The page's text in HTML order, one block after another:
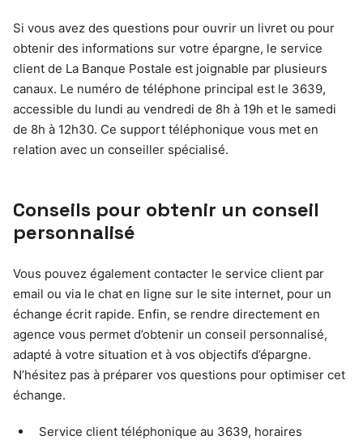
Si vous avez des questions pour ouvrir un livret ou pour
obtenir des informations sur votre épargne, le service
client de La Banque Postale est joignable par plusieurs
canaux. Le numéro de téléphone principal est le 3639,
accessible du lundi au vendredi de 8h à 19h et le samedi
de 8h à 12h30. Ce support téléphonique vous met en
relation avec un conseiller spécialisé.
Conseils pour obtenir un conseil
personnalisé
Vous pouvez également contacter le service client par
email ou via le chat en ligne sur le site internet, pour un
échange écrit rapide. Enfin, se rendre directement en
agence vous permet d’obtenir un conseil personnalisé,
adapté à votre situation et à vos objectifs d’épargne.
N’hésitez pas à préparer vos questions pour optimiser cet
échange.
Service client téléphonique au 3639, horaires